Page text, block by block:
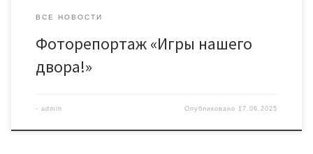
ВСЕ НОВОСТИ
Фоторепортаж «Игры нашего
двора!»
- admin Опубликовано 17.06.2025